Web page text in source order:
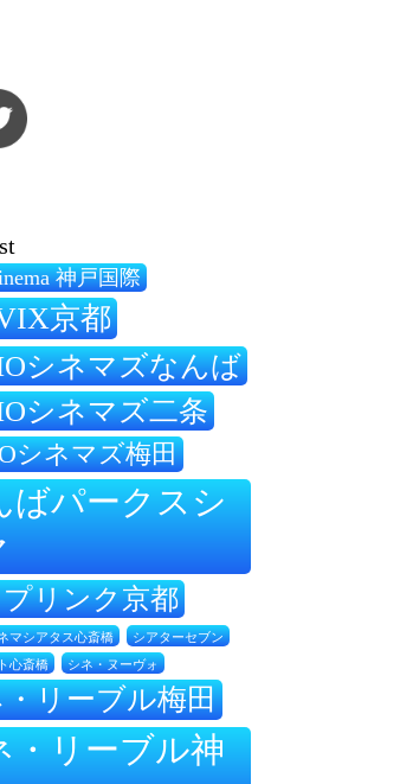
神戸国際
京都
シネマズなんば
シネマズ二条
シネマズ梅田
ばパークスシ
リンク京都
マシアタス心斎橋 シアターセブン
心斎橋 シネ・ヌーヴォ
リーブル梅田
・リーブル神